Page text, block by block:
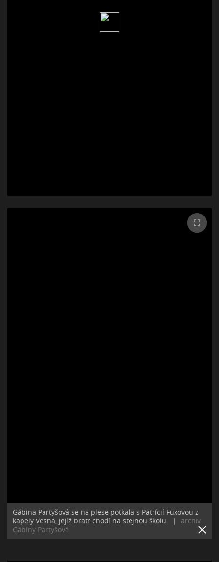
Gábina Partyšová se na plese potkala s Patrícií Fuxovou z
kapely Vesna, jejíž bratr chodí na stejnou školu.
|
archiv
Gábiny Partyšové